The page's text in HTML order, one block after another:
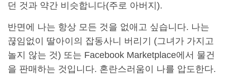
던 것과 약간 비슷합니다(주로 아버지).
반면에 나는 항상 모든 것을 없애고 싶습니다. 나는
끊임없이 딸아이의 잡동사니 버리기 (그녀가 가지고
놀지 않는 것) 또는 Facebook Marketplace에서 물건
을 판매하는 것입니다. 혼란스러움이 나를 압도한다.